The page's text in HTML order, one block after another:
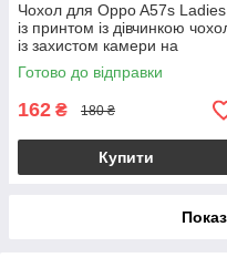
Чохол для Oppo A57s Ladies
із принтом із дівчинкою
із захистом камери на
телефон оппо а57с сірий
Готово до відправки
162 ₴ 180 ₴
Купити